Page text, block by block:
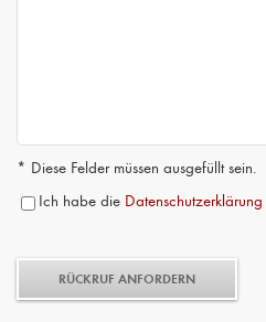
* Diese Felder müssen ausgefüllt sein.
Ich habe die Datenschutzerklärung